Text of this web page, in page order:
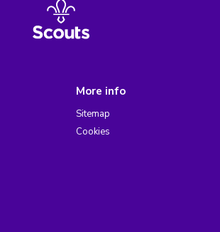
More info
Sitemap
Cookies